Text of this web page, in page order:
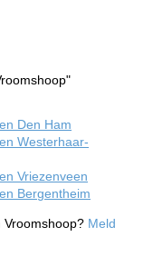
Den Ham
Westerhaar-
Vriezenveen
Bergentheim
Vroomshoop? Meld